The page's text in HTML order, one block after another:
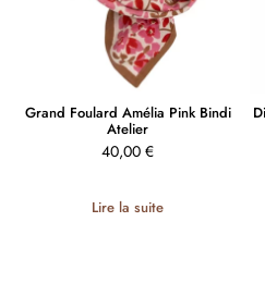
Grand Foulard Amélia Pink Bindi
Atelier
40,00 €
Lire la suite